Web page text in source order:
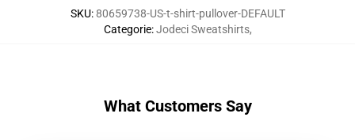
SKU:80659738-US-t-shirt-pullover-DEFAULT
Categorie:Jodeci Sweatshirts,
What Customers Say